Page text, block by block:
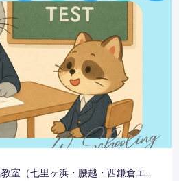
C Schooling 英語教室（七里ヶ浜・腰越・西鎌倉エリア）